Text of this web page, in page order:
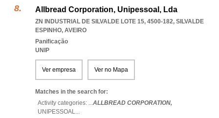
Allbread Corporation, Unipessoal, Lda
ZN INDUSTRIAL DE SILVALDE LOTE 15, 4500-182, SILVALDE
ESPINHO, AVEIRO
Panificação
UNIP
Ver empresa Ver no Mapa
Matches in the search for:
Activity categories: ...ALLBREAD CORPORATION,
UNIPESSOAL...